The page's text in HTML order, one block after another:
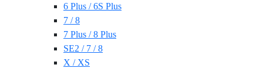
6 Plus / 6S Plus
7 / 8
7 Plus / 8 Plus
SE2 / 7 / 8
X / XS